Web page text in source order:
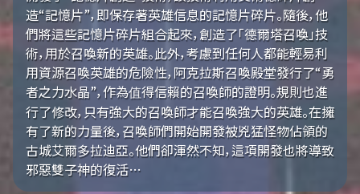
造“記憶片”，即保存著英雄信息的記憶片碎片。隨後，他
們將這些記憶片碎片組合起來，創造了「德爾塔召喚」技
術，用於召喚新的英雄。此外，考慮到任何人都能輕易利
用資源召喚英雄的危險性，阿克拉斯召喚殿堂發行了“勇
者之力水晶”，作為值得信賴的召喚師的證明。規則也進
行了修改，只有強大的召喚師才能召喚強大的英雄。在擁
有了新的力量後，召喚師們開始開發被兇猛怪物佔領的
古城艾爾多拉迪亞。他們卻渾然不知，這項開發也將導致
邪惡雙子神的復活…